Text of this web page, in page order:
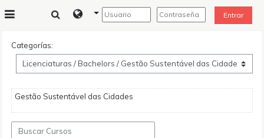
Entrar
Categorías:
Gestão Sustentável das Cidades
Buscar Cursos